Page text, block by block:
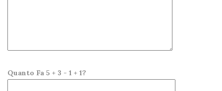
Quanto Fa 5 + 3 - 1 + 1?